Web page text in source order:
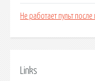
Не работает пульт
Links